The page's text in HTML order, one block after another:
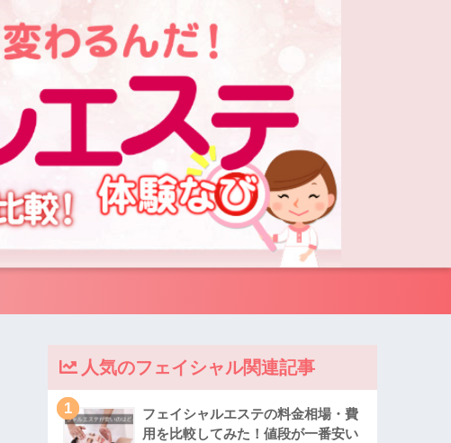
人気のフェイシャル関連記事
1
フェイシャルエステの料金相場・費
用を比較してみた！値段が一番安い